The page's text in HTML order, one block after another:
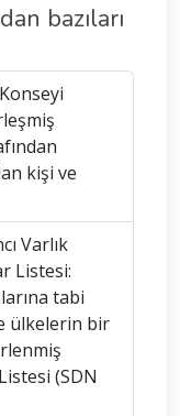
bazıları
kişi ve
Varlık
Listesi:
tabi
ülkelerin bir
(SDN